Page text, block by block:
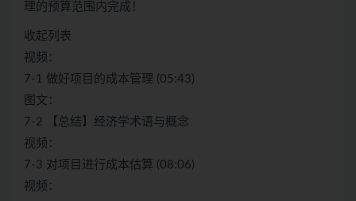
理的预算范围内完成！
收起列表
视频：
7-1 做好项目的成本管理 (05:43)
图文：
7-2 【总结】经济学术语与概念
视频：
7-3 对项目进行成本估算 (08:06)
视频：